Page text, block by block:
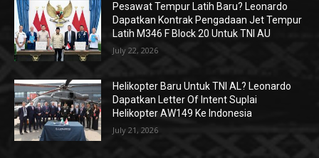
Pesawat Tempur Latih Baru? Leonardo
Dapatkan Kontrak Pengadaan Jet Tempur
Latih M346 F Block 20 Untuk TNI AU
July 22, 2026
Helikopter Baru Untuk TNI AL? Leonardo
Dapatkan Letter Of Intent Suplai
Helikopter AW149 Ke Indonesia
July 21, 2026